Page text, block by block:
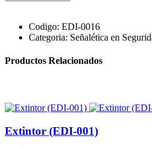
Codigo: EDI-0016
Categoria: Señalética en
Productos Relacionados
Extintor (EDI-001)